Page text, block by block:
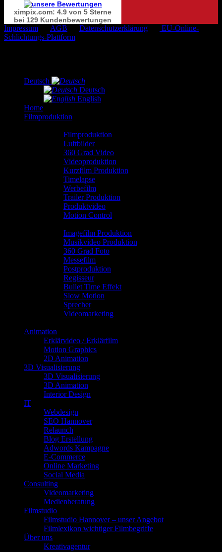
ximpix.com: 4.9 von 5 Sterne
bei 129 Kundenbewertungen
Impressum AGB Datenschutzerklärung
EU-Online-
Schlichtungs-Plattform
Deutsch
Deutsch
English
Home
Filmproduktion
Filmproduktion
Luftbilder
360 Grad Video
Videoproduktion
Kurzfilm Produktion
Timelapse
Werbefilm
Trailer Produktion
Produktvideo
Motion Control
Imagefilm Produktion
Musikvideo Produktion
360 Grad Foto
Messefilm
Postproduktion
Regisseur
Bullet Time Effekt
Slow Motion
Sprecher
Videomarketing
Animation
Erklärvideo / Erklärfilm
Motion Graphics
2D Animation
3D Visualisierung
3D Visualisierung
3D Animation
Interior Design
IT
Webdesign
SEO Hannover
Relaunch
Blog Erstellung
Adwords Kampagne
E-Commerce
Online Marketing
Social Media
Consulting
Videomarketing
Medienberatung
Filmstudio
Filmstudio Hannover – unser Angebot
Filmlexikon wichtiger Filmbegriffe
Über uns
Kreativagentur